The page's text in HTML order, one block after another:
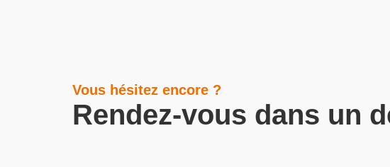
Vous hésitez encore ?
Rendez-vous dans un